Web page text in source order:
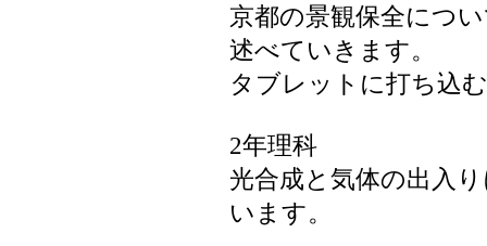
京都の景観保全につ
述べていきます。
タブレットに打ち込
2年理科
光合成と気体の出入
います。